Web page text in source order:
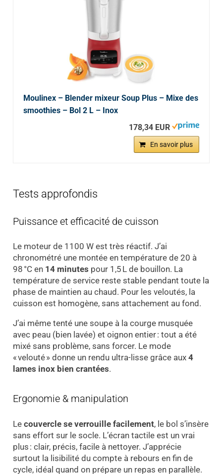
Moulinex – Blender mixeur Soup Plus – Mixe des
smoothies – Bol 2 L – Inox
178,34 EUR
En savoir plus
Tests approfondis
Puissance et efficacité de cuisson
Le moteur de 1100 W est très réactif. J’ai
chronométré une montée en température de 20 à
98 °C en 14 minutes pour 1,5 L de bouillon. La
température de service reste stable pendant toute la
phase de maintien au chaud. Pour les veloutés, la
cuisson est homogène, sans attachement au fond.
J’ai même tenté une soupe à la courge musquée
avec peau (bien lavée) et oignon entier : tout a été
mixé sans problème, sans forcer. Le mode
« velouté » donne un rendu ultra-lisse grâce aux 4
lames inox bien crantées.
Ergonomie & manipulation
Le couvercle se verrouille facilement, le bol s’insère
sans effort sur le socle. L’écran tactile est un vrai
plus : clair, précis, facile à nettoyer. J’apprécie
surtout la lisibilité du compte à rebours en fin de
cycle, idéal quand on prépare un repas en parallèle.